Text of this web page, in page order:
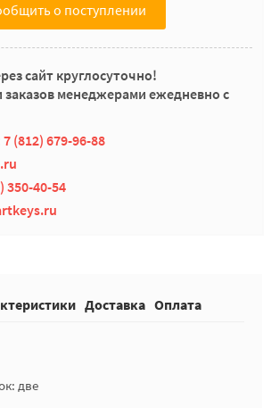
о поступлении
сайт круглосуточно!
менеджерами ежедневно с
7 (812) 679-96-88
350-40-54
Доставка Оплата
две